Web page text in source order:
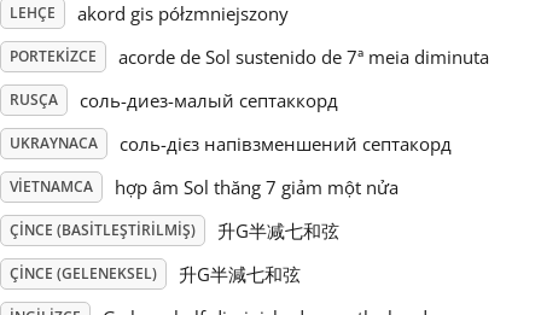
Türkçe
Українська
简体中文
繁體中文
LEHÇE akord gis półzmniejszony
PORTEKIZCE acorde de Sol sustenido de 7ª meia diminuta
RUSÇA соль-диез-малый септаккорд
UKRAYNACA соль-дієз напівзменшений септакорд
VIETNAMCA hợp âm Sol thăng 7 giảm một nửa
ÇINCE (BASITLEŞTIRILMIŞ) 升G半减七和弦
ÇINCE (GELENEKSEL) 升G半減七和弦